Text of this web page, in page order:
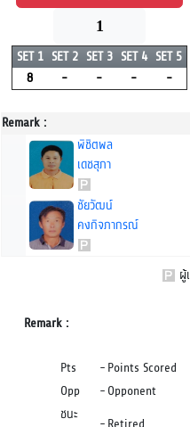
1
SET 1 SET 2 SET 3 SET 4 SET 5
8
- - - -
Remark :
พิชิตพล
เดชสุภา
ชัยวัฒน์
คงกิจภากรณ์
ผู้
Remark :
Pts -Points Scored
Opp
-Opponent
ชนะ